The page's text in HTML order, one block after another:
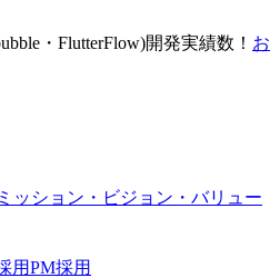
・FlutterFlow)開発実績数！ お
ミッション・ビジョン・バリュー
用PM採用